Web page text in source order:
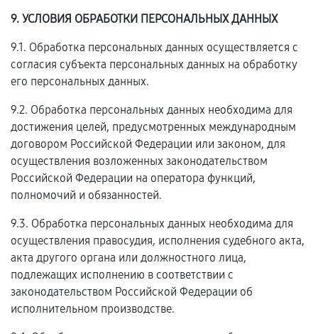
9. УСЛОВИЯ ОБРАБОТКИ ПЕРСОНАЛЬНЫХ ДАННЫХ
9.1. Обработка персональных данных осуществляется с
согласия субъекта персональных данных на обработку
его персональных данных.
9.2. Обработка персональных данных необходима для
достижения целей, предусмотренных международным
договором Российской Федерации или законом, для
осуществления возложенных законодательством
Российской Федерации на оператора функций,
полномочий и обязанностей.
9.3. Обработка персональных данных необходима для
осуществления правосудия, исполнения судебного акта,
акта другого органа или должностного лица,
подлежащих исполнению в соответствии с
законодательством Российской Федерации об
исполнительном производстве.